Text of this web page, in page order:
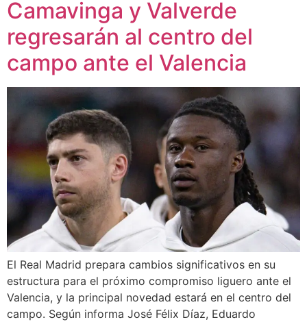
Camavinga y Valverde
regresarán al centro del
campo ante el Valencia
El Real Madrid prepara cambios significativos en su
estructura para el próximo compromiso liguero ante el
Valencia, y la principal novedad estará en el centro del
campo. Según informa José Félix Díaz, Eduardo